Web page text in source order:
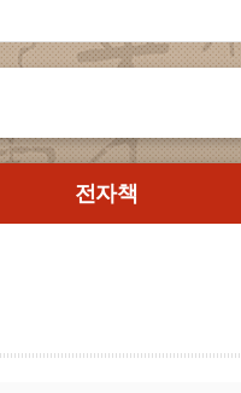
전자책